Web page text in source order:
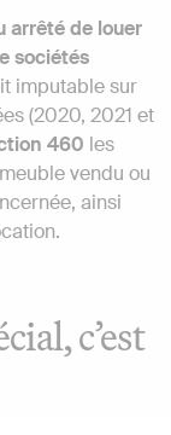
arrêté de louer
sociétés
imputable sur
(2020, 2021 et
460 les
vendu ou
ainsi
c’est